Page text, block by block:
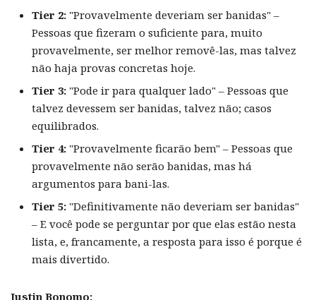
Tier 2: "Provavelmente deveriam ser banidas" –
Pessoas que fizeram o suficiente para, muito
provavelmente, ser melhor removê-las, mas talvez
não haja provas concretas hoje.
Tier 3: "Pode ir para qualquer lado" – Pessoas que
talvez devessem ser banidas, talvez não; casos
equilibrados.
Tier 4: "Provavelmente ficarão bem" – Pessoas que
provavelmente não serão banidas, mas há
argumentos para bani-las.
Tier 5: "Definitivamente não deveriam ser banidas"
– E você pode se perguntar por que elas estão nesta
lista, e, francamente, a resposta para isso é porque é
mais divertido.
Justin Bonomo: